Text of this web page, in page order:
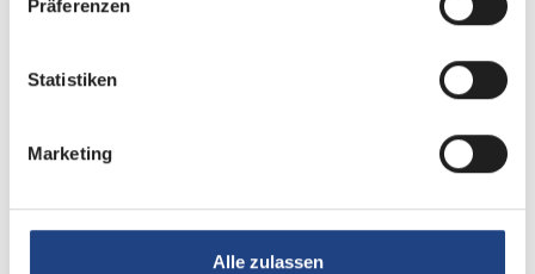
Präferenzen
Statistiken
Marketing
Alle zulassen